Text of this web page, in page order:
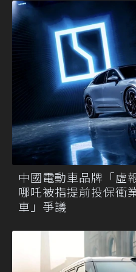
中國電動車品牌「虛
哪吒被指提前投保衝
車」爭議